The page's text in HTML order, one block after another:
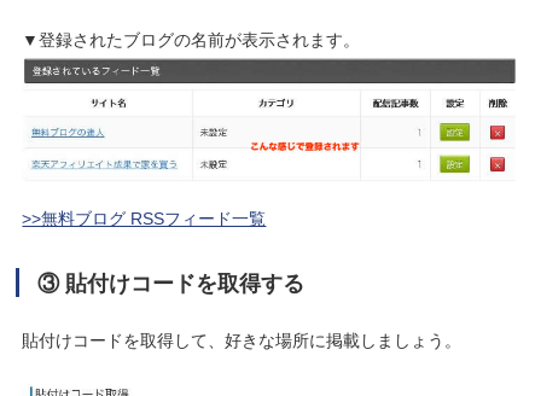
▼登録されたブログの名前が表示されます。
>>無料ブログ RSSフィード一覧
③ 貼付けコードを取得する
貼付けコードを取得して、好きな場所に掲載しましょう。